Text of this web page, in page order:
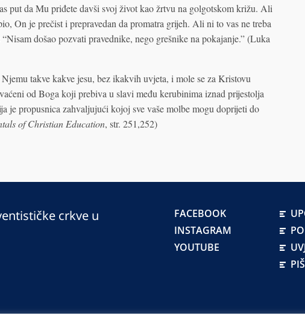
put da Mu priđete davši svoj život kao žrtvu na golgotskom križu. Ali
On je prečist i prepravedan da promatra grijeh. Ali ni to vas ne treba
došao pozvati pravednike, nego grešnike na pokajanje.” (Luka
takve kakve jesu, bez ikakvih uvjeta, i mole se za Kristovu
od Boga koji prebiva u slavi među kerubinima iznad prijestolja
je propusnica zahvaljujući kojoj sve vaše molbe mogu doprijeti do
of Christian Education, str. 251,252)
crkve u
FACEBOOK
INSTAGRAM
YOUTUBE